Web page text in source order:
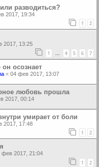
разводиться?
2017, 19:34
1 2
2017, 13:25
1 … 4 5 6 7
осознает
« 04 фев 2017, 13:07
любовь прошла
2017, 00:14
умирает от боли
2017, 17:48
1 2
фев 2017, 21:04
1 2